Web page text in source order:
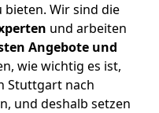
bieten. Wir sind die
und arbeiten
Angebote und
wie wichtig es ist,
Stuttgart nach
und deshalb setzen